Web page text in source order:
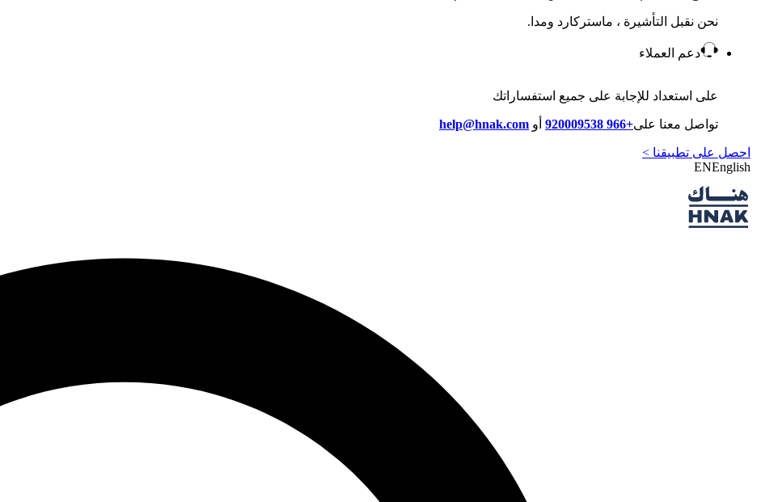
نحن نقبل التأشيرة ، ماستركارد ومدا.
دعم العملاء
على استعداد للإجابة على جميع استفساراتك
تواصل معنا على+966 920009538 أو help@hnak.com
احصل على تطبيقنا >
ENEnglish